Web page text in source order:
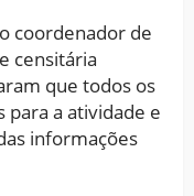
coordenador de
censitária
que todos os
a atividade e
informações